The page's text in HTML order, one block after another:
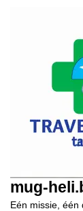
mug-
Eén missie, één